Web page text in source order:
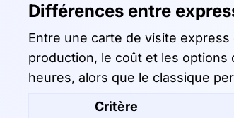
Différences entre
Entre une carte de visite
production, le coût et les options
heures, alors que le classique
Critère